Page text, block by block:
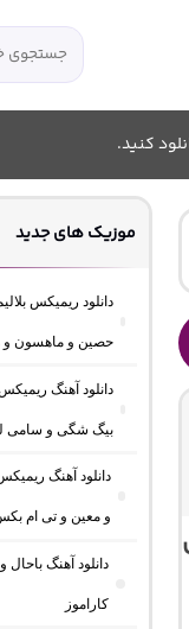
کنید.
موزیک های جدید
دانلود ریمیکس
حصین و ماهسون و
دانلود آهنگ
بیگ شگی و سامی
دانلود آهنگ
و معین و تی ام
دانلود آهنگ
کاراموز